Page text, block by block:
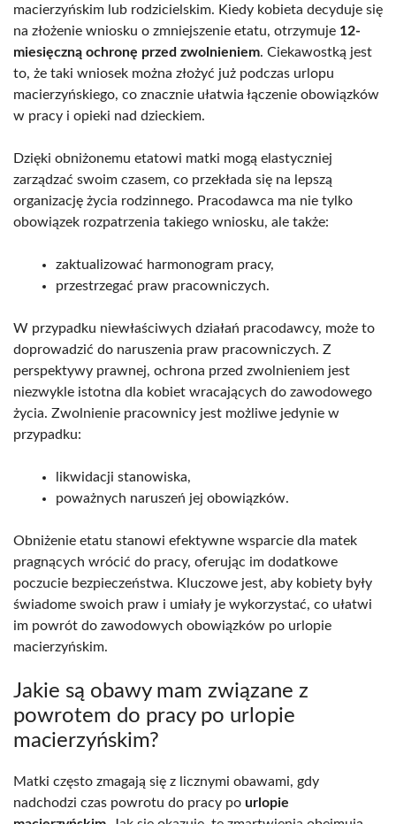
macierzyńskim lub rodzicielskim. Kiedy kobieta decyduje się
na złożenie wniosku o zmniejszenie etatu, otrzymuje 12-
miesięczną ochronę przed zwolnieniem. Ciekawostką jest
to, że taki wniosek można złożyć już podczas urlopu
macierzyńskiego, co znacznie ułatwia łączenie obowiązków
w pracy i opieki nad dzieckiem.
Dzięki obniżonemu etatowi matki mogą elastyczniej
zarządzać swoim czasem, co przekłada się na lepszą
organizację życia rodzinnego. Pracodawca ma nie tylko
obowiązek rozpatrzenia takiego wniosku, ale także:
zaktualizować harmonogram pracy,
przestrzegać praw pracowniczych.
W przypadku niewłaściwych działań pracodawcy, może to
doprowadzić do naruszenia praw pracowniczych. Z
perspektywy prawnej, ochrona przed zwolnieniem jest
niezwykle istotna dla kobiet wracających do zawodowego
życia. Zwolnienie pracownicy jest możliwe jedynie w
przypadku:
likwidacji stanowiska,
poważnych naruszeń jej obowiązków.
Obniżenie etatu stanowi efektywne wsparcie dla matek
pragnących wrócić do pracy, oferując im dodatkowe
poczucie bezpieczeństwa. Kluczowe jest, aby kobiety były
świadome swoich praw i umiały je wykorzystać, co ułatwi
im powrót do zawodowych obowiązków po urlopie
macierzyńskim.
Jakie są obawy mam związane z
powrotem do pracy po urlopie
macierzyńskim?
Matki często zmagają się z licznymi obawami, gdy
nadchodzi czas powrotu do pracy po urlopie